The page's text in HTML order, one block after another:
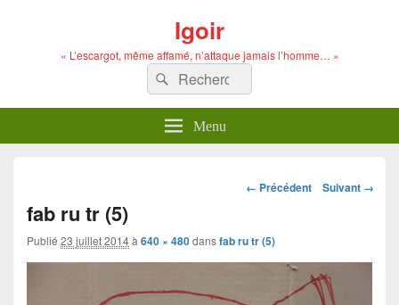
Igoir
« L’escargot, même affamé, n’attaque jamais l’homme… »
Recherche :
Rechercher
Menu
Navigation
images
← Précédent Suivant →
fab ru tr (5)
Publié 23 juillet 2014à 640 × 480dansfab ru tr (5)